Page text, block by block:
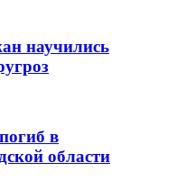
научились
в
области